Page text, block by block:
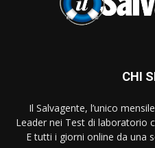
CHI
Il Salvagente, l’unico
Leader nei Test di laboratorio
E tutti i giorni online da una